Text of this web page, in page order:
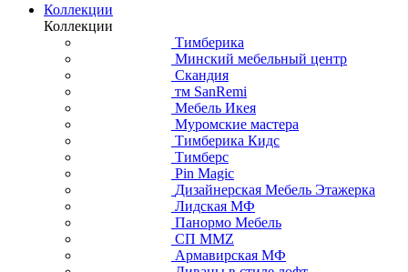
Коллекции
Коллекции
Тимберика
Минский мебельный центр
Скандия
тм SanRemi
Мебель Икея
Муромские мастера
Тимберика Кидс
Тимберс
Pin Magic
Дизайнерская Мебель Этажерка
Лидская МФ
Панормо Мебель
СП ММZ
Армавирская МФ